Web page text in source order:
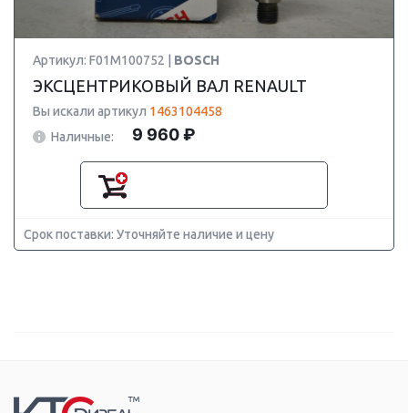
Артикул: F01M100752 | BOSCH
ЭКСЦЕНТРИКОВЫЙ ВАЛ RENAULT
Вы искали артикул 1463104458
Наличные:
9 960 ₽
Срок поставки: Уточняйте наличие и цену